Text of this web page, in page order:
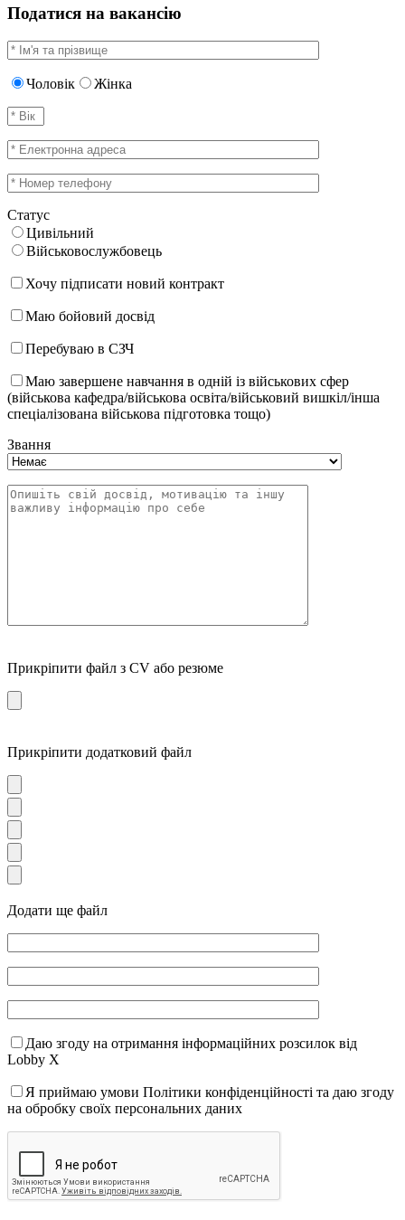
Податися на вакансію
Чоловік Жінка
Статус
Цивільний
Військовослужбовець
Хочу підписати новий контракт
Маю бойовий досвід
Перебуваю в СЗЧ
Маю завершене навчання в одній із військових сфер
(військова кафедра/військова освіта/військовий вишкіл/інша
спеціалізована військова підготовка тощо)
Звання
Прикріпити файл з CV або резюме
Прикріпити додатковий файл
Додати ще файл
Даю згоду на отримання інформаційних розсилок від
Lobby X
Я приймаю умови Політики конфіденційності та даю згоду
на обробку своїх персональних даних